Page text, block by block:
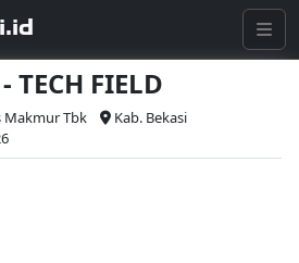
FIELD
Makmur Tbk
Kab. Bekasi